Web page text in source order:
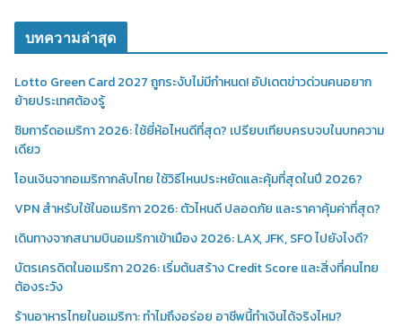
บทความล่าสุด
Lotto Green Card 2027 ถูกระงับไม่มีกำหนด! อัปเดตข่าวด่วนคนอยาก
ย้ายประเทศต้องรู้
ซิมการ์ดอเมริกา 2026: ใช้ยี่ห้อไหนดีที่สุด? เปรียบเทียบครบจบในบทความ
เดียว
โอนเงินจากอเมริกากลับไทย ใช้วิธีไหนประหยัดและคุ้มที่สุดในปี 2026?
VPN สำหรับใช้ในอเมริกา 2026: ตัวไหนดี ปลอดภัย และราคาคุ้มค่าที่สุด?
เดินทางจากสนามบินอเมริกาเข้าเมือง 2026: LAX, JFK, SFO ไปยังไงดี?
บัตรเครดิตในอเมริกา 2026: เริ่มต้นสร้าง Credit Score และสิ่งที่คนไทย
ต้องระวัง
ร้านอาหารไทยในอเมริกา: ทำไมถึงอร่อย อาชีพนี้ทำเงินได้จริงไหม?